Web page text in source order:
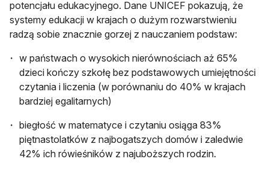
potencjału edukacyjnego. Dane UNICEF pokazują, że
systemy edukacji w krajach o dużym rozwarstwieniu
radzą sobie znacznie gorzej z nauczaniem podstaw:
w państwach o wysokich nierównościach aż 65%
dzieci kończy szkołę bez podstawowych umiejętności
czytania i liczenia (w porównaniu do 40% w krajach
bardziej egalitarnych)
biegłość w matematyce i czytaniu osiąga 83%
piętnastolatków z najbogatszych domów i zaledwie
42% ich rówieśników z najuboższych rodzin.